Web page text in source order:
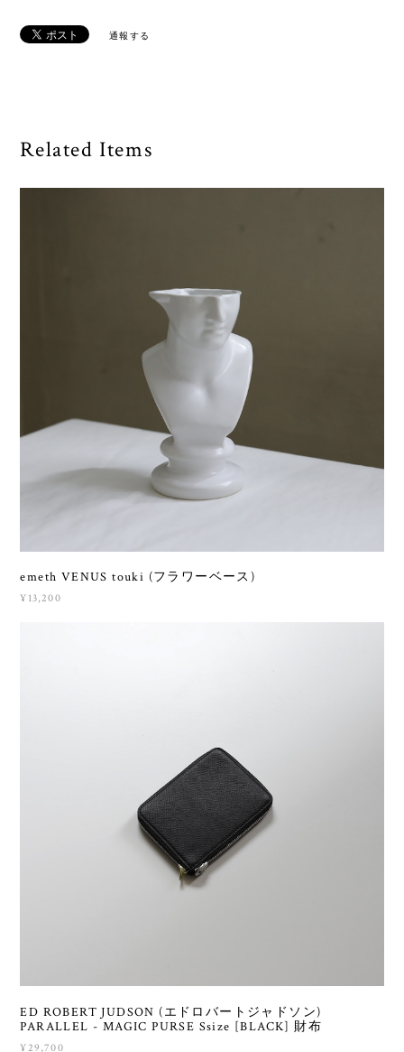
通報する
Related Items
emeth VENUS touki (フラワーベース)
¥13,200
ED ROBERT JUDSON (エドロバートジャドソン)
PARALLEL - MAGIC PURSE Ssize [BLACK] 財布
¥29,700